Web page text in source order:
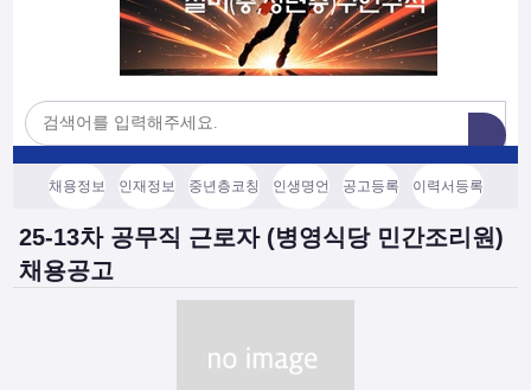
채용정보 인재정보 중년층코칭 인생명언 공고등록 이력서등록
25-13차 공무직 근로자 (병영식당 민간조리원)
채용공고